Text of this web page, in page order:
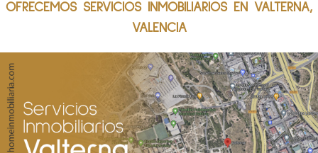
OFRECEMOS SERVICIOS INMOBILIARIOS EN VALTERNA,
VALENCIA